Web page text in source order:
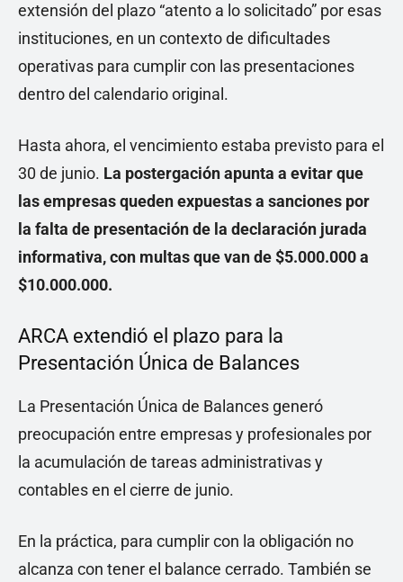
extensión del plazo “atento a lo solicitado” por esas
instituciones, en un contexto de dificultades
operativas para cumplir con las presentaciones
dentro del calendario original.
Hasta ahora, el vencimiento estaba previsto para el
30 de junio. La postergación apunta a evitar que
las empresas queden expuestas a sanciones por
la falta de presentación de la declaración jurada
informativa, con multas que van de $5.000.000 a
$10.000.000.
ARCA extendió el plazo para la
Presentación Única de Balances
La Presentación Única de Balances generó
preocupación entre empresas y profesionales por
la acumulación de tareas administrativas y
contables en el cierre de junio.
En la práctica, para cumplir con la obligación no
alcanza con tener el balance cerrado. También se